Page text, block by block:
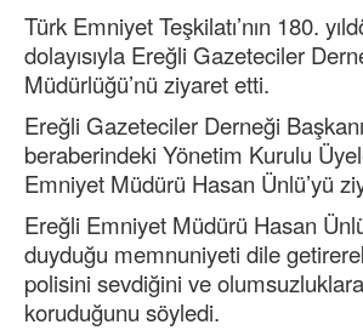
Türk Emniyet Teşkilatı’nın 180.
dolayısıyla Ereğli Gazeteciler
Müdürlüğü’nü ziyaret etti.
Ereğli Gazeteciler Derneği
beraberindeki Yönetim Kurulu
Emniyet Müdürü Hasan Ünlü’yü
Ereğli Emniyet Müdürü Hasan
duyduğu memnuniyeti dile
polisini sevdiğini ve
koruduğunu söyledi.